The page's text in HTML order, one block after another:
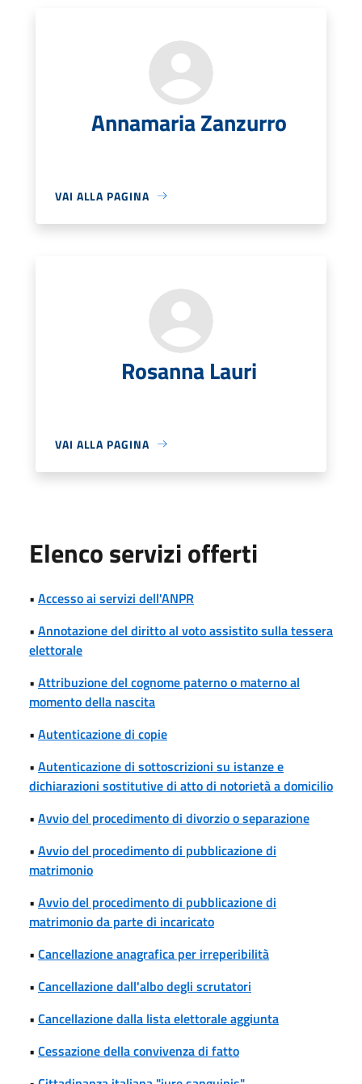
Annamaria Zanzurro
VAI ALLA PAGINA
Rosanna Lauri
VAI ALLA PAGINA
Elenco servizi offerti
• Accesso ai servizi dell'ANPR
• Annotazione del diritto al voto assistito sulla tessera
elettorale
• Attribuzione del cognome paterno o materno al
momento della nascita
• Autenticazione di copie
• Autenticazione di sottoscrizioni su istanze e
dichiarazioni sostitutive di atto di notorietà a domicilio
• Avvio del procedimento di divorzio o separazione
• Avvio del procedimento di pubblicazione di
matrimonio
• Avvio del procedimento di pubblicazione di
matrimonio da parte di incaricato
• Cancellazione anagrafica per irreperibilità
• Cancellazione dall'albo degli scrutatori
• Cancellazione dalla lista elettorale aggiunta
• Cessazione della convivenza di fatto